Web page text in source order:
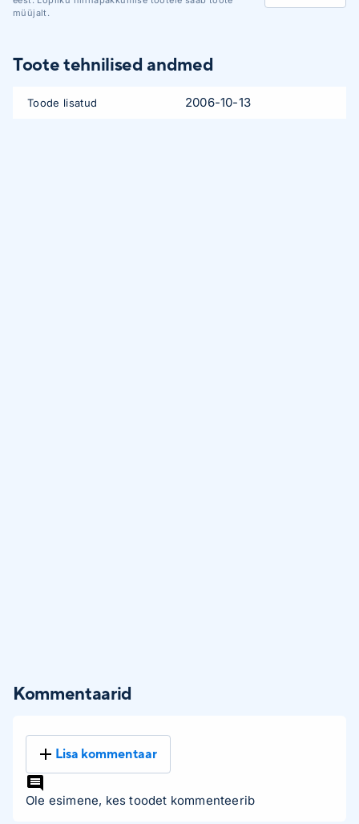
müüjalt.
Toote tehnilised andmed
Toode lisatud 2006-10-13
Kommentaarid
Lisa kommentaar
Ole esimene, kes toodet kommenteerib